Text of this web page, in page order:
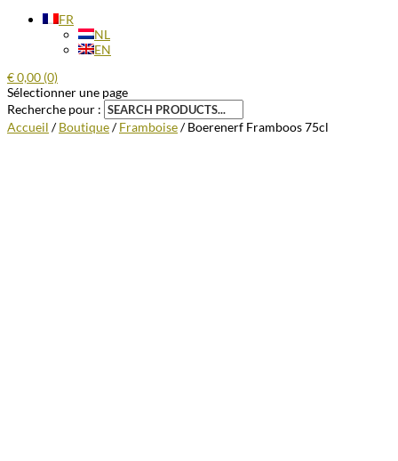
FR
NL
EN
€0,00 (0)
Sélectionner une page
Recherche pour :
Accueil /Boutique/Framboise/ Boerenerf Framboos 75cl